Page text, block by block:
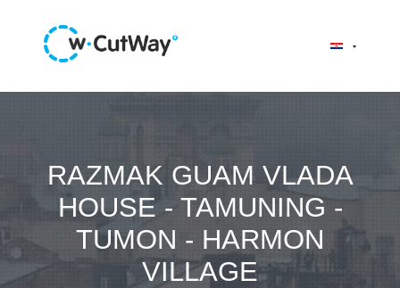
RAZMAK GUAM VLADA
HOUSE - TAMUNING -
TUMON - HARMON
VILLAGE